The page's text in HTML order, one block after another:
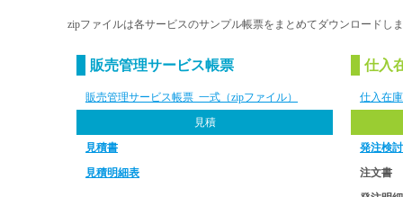
zipファイルは各サービスのサンプル帳票をまとめてダウンロードし
販売管理サービス帳票
販売管理サービス帳票 一式（zipファイル）
見積
見積書
見積明細表
仕入
仕入在
発注検
注文書